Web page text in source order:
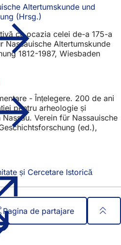
Altertumskunde und
(Hrsg.)
cu ocazia celei de-a 175-a
Nassauische Altertumskunde
1812-1987, Wiesbaden
- Înțelegere. 200 de ani
pentru arheologie și
Verein für Nassauische
(ed.),
și Cercetare Istorică
Pagina de partajare